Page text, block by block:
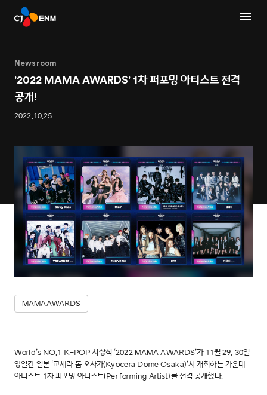
Newsroom
'2022 MAMA AWARDS' 1차 퍼포밍 아티스트 전격
공개!
2022.10.25
MAMAAWARDS
World’s NO.1 K-POP 시상식 ‘2022 MAMA AWARDS’가 11월 29, 30일
양일간 일본 ‘교세라 돔 오사카(Kyocera Dome Osaka)’서 개최하는 가운데
아티스트 1차 퍼포밍 아티스트(Performing Artist)를 전격 공개했다.